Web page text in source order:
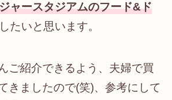
ャースタジアムのフード&ド
たいと思います。
ご紹介できるよう、夫婦で買
きましたので(笑)、参考にして